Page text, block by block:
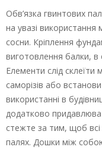
Обв’язка гвинтових
на увазі
сосни. Кріплення
виготовлення балки, в
Елементи слід
саморізів або
використанні в
додатково
стежте за тим, щоб всі
палях. Дошки між